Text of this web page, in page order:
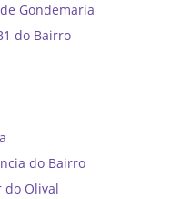
Gondemaria
do Bairro
do Bairro
do Olival